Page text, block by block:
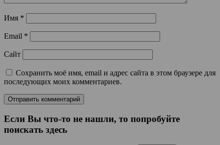
Имя *
Email *
Сайт
Сохранить моё имя, email и адрес сайта в этом браузере для
последующих моих комментариев.
Если Вы что-то не нашли, то попробуйте
поискать здесь